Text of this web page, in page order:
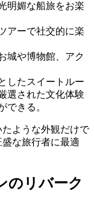
明媚な船旅をお楽
アーで社交的に楽
お城や博物館、アク
したスイートルー
選された文化体験
できる。
ような外観だけで
な旅行者に最適
のリバーク